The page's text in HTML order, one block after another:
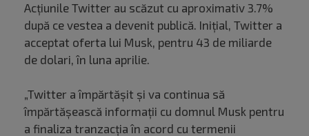
Acțiunile Twitter au scăzut cu aproximativ 3.7%
după ce vestea a devenit publică. Inițial, Twitter a
acceptat oferta lui Musk, pentru 43 de miliarde
de dolari, în luna aprilie.
„Twitter a împărtășit și va continua să
împărtășească informații cu domnul Musk pentru
a finaliza tranzacția în acord cu termenii